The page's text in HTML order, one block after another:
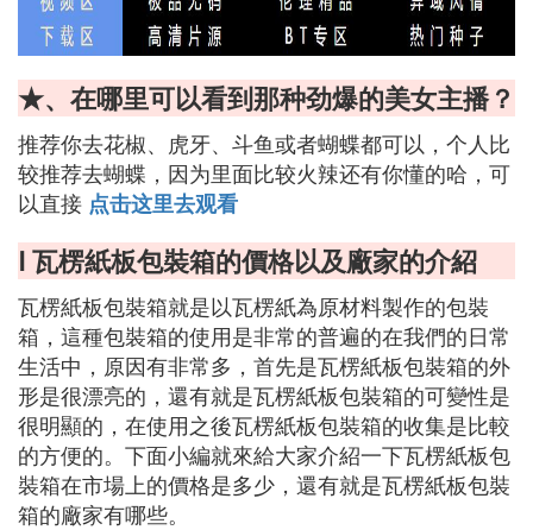
★、在哪里可以看到那种劲爆的美女主播？
推荐你去花椒、虎牙、斗鱼或者蝴蝶都可以，个人比
较推荐去蝴蝶，因为里面比较火辣还有你懂的哈，可
以直接 点击这里去观看
Ⅰ 瓦楞紙板包裝箱的價格以及廠家的介紹
瓦楞紙板包裝箱就是以瓦楞紙為原材料製作的包裝
箱，這種包裝箱的使用是非常的普遍的在我們的日常
生活中，原因有非常多，首先是瓦楞紙板包裝箱的外
形是很漂亮的，還有就是瓦楞紙板包裝箱的可變性是
很明顯的，在使用之後瓦楞紙板包裝箱的收集是比較
的方便的。下面小編就來給大家介紹一下瓦楞紙板包
裝箱在市場上的價格是多少，還有就是瓦楞紙板包裝
箱的廠家有哪些。